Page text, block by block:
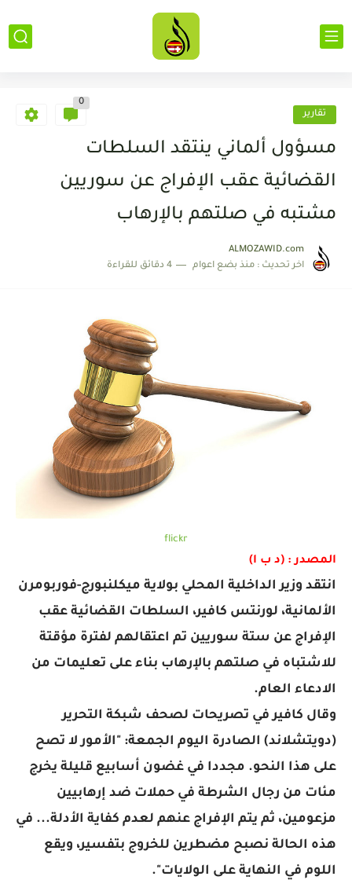
تقارير
0
مسؤول ألماني ينتقد السلطات
القضائية عقب الإفراج عن سوريين
مشتبه في صلتهم بالإرهاب
ALMOZAWID.com
اخر تحديث : منذ بضع اعوام 4 دقائق للقراءة
flickr
المصدر : (د ب ا)
انتقد وزير الداخلية المحلي بولاية ميكلنبورج-فوربومرن
الألمانية، لورنتس كافير، السلطات القضائية عقب
الإفراج عن ستة سوريين تم اعتقالهم لفترة مؤقتة
للاشتباه في صلتهم بالإرهاب بناء على تعليمات من
الادعاء العام.
وقال كافير في تصريحات لصحف شبكة التحرير
(دويتشلاند) الصادرة اليوم الجمعة: "الأمور لا تصح
على هذا النحو. مجددا في غضون أسابيع قليلة يخرج
مئات من رجال الشرطة في حملات ضد إرهابيين
مزعومين، ثم يتم الإفراج عنهم لعدم كفاية الأدلة... في
هذه الحالة نصبح مضطرين للخروج بتفسير، ويقع
اللوم في النهاية على الولايات".